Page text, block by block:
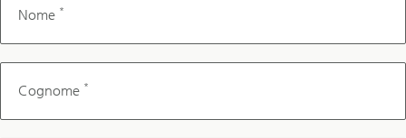
Nome *
Cognome *